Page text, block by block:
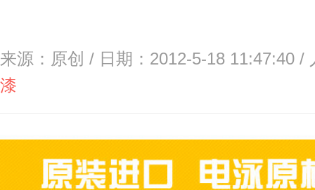
来源：原创 / 日期：2012-5-18 11:47:40 /
漆